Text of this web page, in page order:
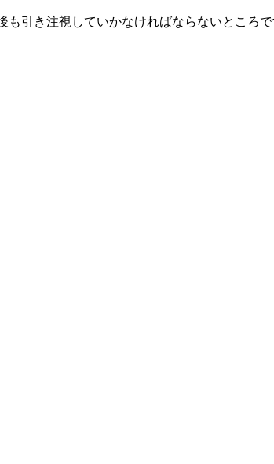
引き注視していかなければならないところで